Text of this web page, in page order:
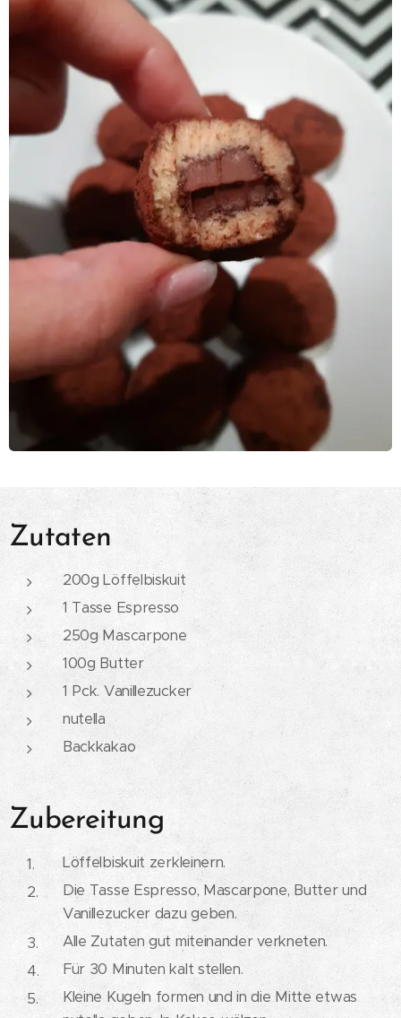
Zutaten
200g Löffelbiskuit
1 Tasse Espresso
250g Mascarpone
100g Butter
1 Pck. Vanillezucker
nutella
Backkakao
Zubereitung
Löffelbiskuit zerkleinern.
Die Tasse Espresso, Mascarpone, Butter und
Vanillezucker dazu geben.
Alle Zutaten gut miteinander verkneten.
Für 30 Minuten kalt stellen.
Kleine Kugeln formen und in die Mitte etwas